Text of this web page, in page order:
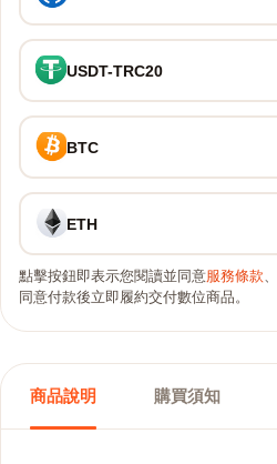
USDT-TRC20
BTC
ETH
點擊按鈕即表示您閱讀並同意服務條款、
同意付款後立即履約交付數位商品。
商品說明 購買須知